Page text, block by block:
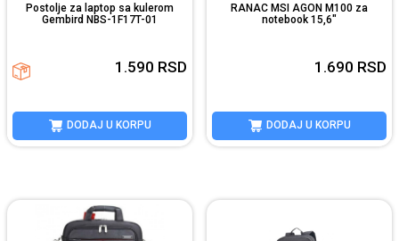
Postolje za laptop sa kulerom
Gembird NBS-1F17T-01
1.590 RSD
DODAJ U KORPU
RANAC MSI AGON M100 za
notebook 15,6"
1.690 RSD
DODAJ U KORPU